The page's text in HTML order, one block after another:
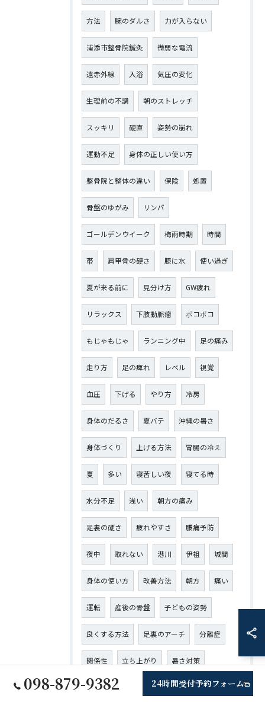
方法 腕のダルさ 力が入らない
浦添市整骨院鍼灸 微弱な電流
遠赤外線 入浴 気圧の変化
生理前の不調 朝のストレッチ
スッキリ 硬直 姿勢の崩れ
運動不足 身体の正しい使い方
整骨院と整体の違い 保険 処置
骨盤のゆがみ リンパ
ゴールデンウイーク 梅雨時期 時間
帯 肩甲骨の硬さ 膝に水 使い過ぎ
夏が来る前に 見分け方 GW疲れ
リラックス 下肢動脈瘤 ボコボコ
もじゃもじゃ ランニング中 足の痛み
走り方 足の痺れ レベル 視覚
血圧 下げる やり方 冷房
身体のだるさ 夏バテ 沖縄の暑さ
身体づくり 上げる方法 胃腸の冷え
夏 多い 寝苦しい夜 寝てる時
水分不足 浅い 朝方の痛み
足裏の硬さ 疲れやすさ 腰痛予防
夜中 取れない 港川 伊祖 城間
身体の使い方 改善方法 朝方 痛い
運転 産後の骨盤 子どもの姿勢
良くする方法 足裏のアーチ 分離症
関係性 立ち上がり 暑さ対策
整える 繰り返し痛み
098-879-9382 24時間受付予約フォーム